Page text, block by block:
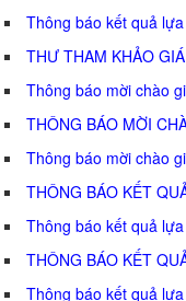
Thông báo kết quả
THƯ THAM KHẢO
Thông báo mời chào
THÔNG BÁO MỜI
Thông báo mời chào
THÔNG BÁO KẾT
Thông báo kết quả
THÔNG BÁO KẾT
Thông báo kết quả